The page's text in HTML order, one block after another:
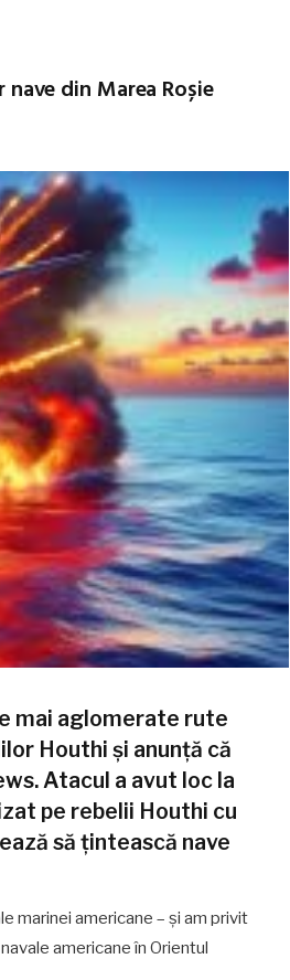
din Marea Roșie
mai aglomerate rute
Houthi și anunță că
Atacul a avut loc la
pe rebelii Houthi cu
să țintească nave
marinei americane – și am privit
americane în Orientul